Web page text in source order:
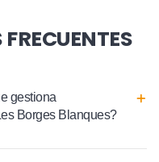
gestiona
Borges Blanques?